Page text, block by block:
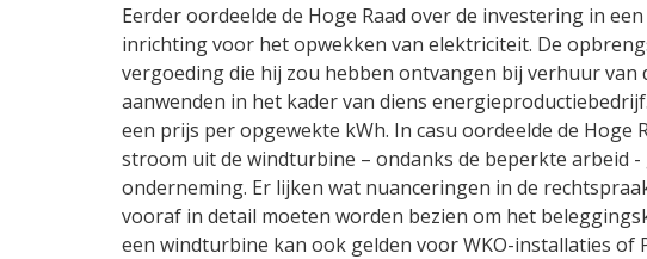
Eerder oordeelde de Hoge Raad over de investering in
inrichting voor het opwekken van elektriciteit. De
vergoeding die hij zou hebben ontvangen bij verhuur van
aanwenden in het kader van diens
een prijs per opgewekte kWh. In casu oordeelde de Hoge
stroom uit de windturbine – ondanks de beperkte arbeid -
onderneming. Er lijken wat nuanceringen in de
vooraf in detail moeten worden bezien om het
een windturbine kan ook gelden voor WKO-installaties of